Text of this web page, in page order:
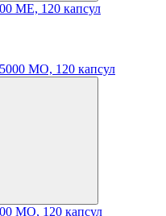
МЕ, 120 капсул
МО, 120 капсул